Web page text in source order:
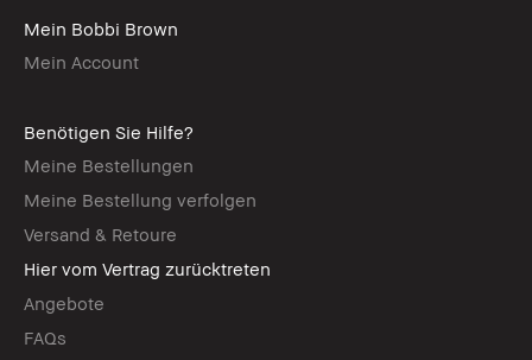
Mein Bobbi Brown
Mein Account
Benötigen Sie Hilfe?
Meine Bestellungen
Meine Bestellung verfolgen
Versand & Retoure
Hier vom Vertrag zurücktreten
Angebote
FAQs